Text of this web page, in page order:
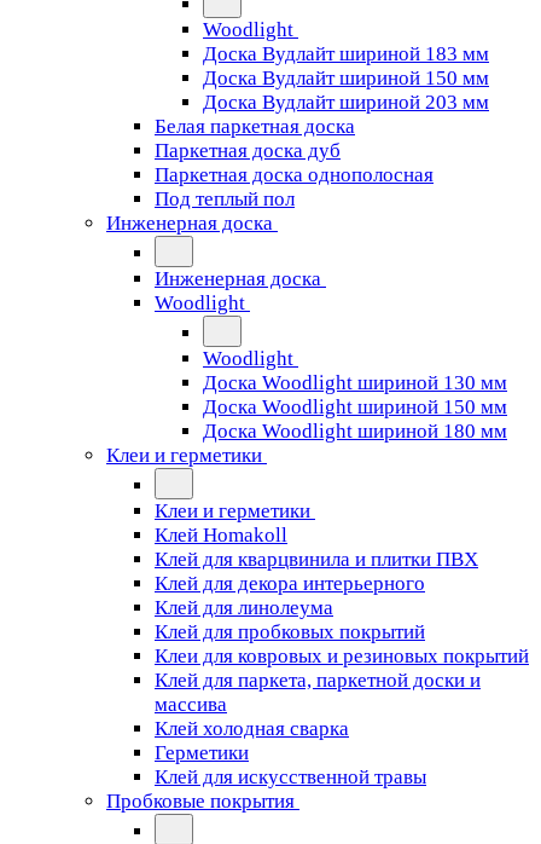
Woodlight
Доска Вудлайт шириной 183 мм
Доска Вудлайт шириной 150 мм
Доска Вудлайт шириной 203 мм
Белая паркетная доска
Паркетная доска дуб
Паркетная доска однополосная
Под теплый пол
Инженерная доска
Инженерная доска
Woodlight
Woodlight
Доска Woodlight шириной 130 мм
Доска Woodlight шириной 150 мм
Доска Woodlight шириной 180 мм
Клеи и герметики
Клеи и герметики
Клей Homakoll
Клей для кварцвинила и плитки ПВХ
Клей для декора интерьерного
Клей для линолеума
Клей для пробковых покрытий
Клеи для ковровых и резиновых покрытий
Клей для паркета, паркетной доски и
массива
Клей холодная сварка
Герметики
Клей для искусственной травы
Пробковые покрытия